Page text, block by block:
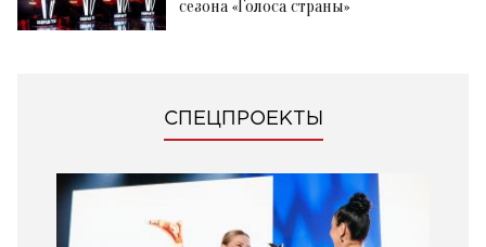
сезона «Голоса страны»
СПЕЦПРОЕКТЫ